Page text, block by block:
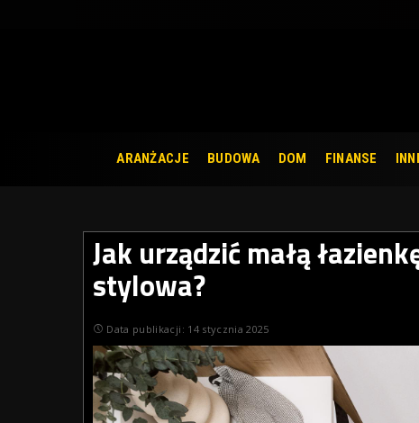
ARANŻACJE BUDOWA DOM FINANSE
Jak urządzić małą
stylowa?
Data publikacji: 14 stycznia 2025